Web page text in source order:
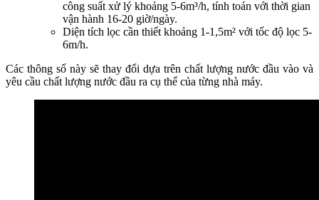
công suất xử lý khoảng 5-6m³/h, tính toán với thời gian
vận hành 16-20 giờ/ngày.
Diện tích lọc cần thiết khoảng 1-1,5m² với tốc độ lọc 5-
6m/h.
Các thông số này sẽ thay đổi dựa trên chất lượng nước đầu vào và
yêu cầu chất lượng nước đầu ra cụ thể của từng nhà máy.